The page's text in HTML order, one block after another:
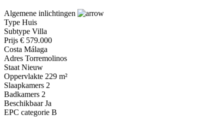
Algemene inlichtingen
Type Huis
Subtype Villa
Prijs € 579.000
Costa Málaga
Adres Torremolinos
Staat Nieuw
Oppervlakte 229 m²
Slaapkamers 2
Badkamers 2
Beschikbaar Ja
EPC categorie B